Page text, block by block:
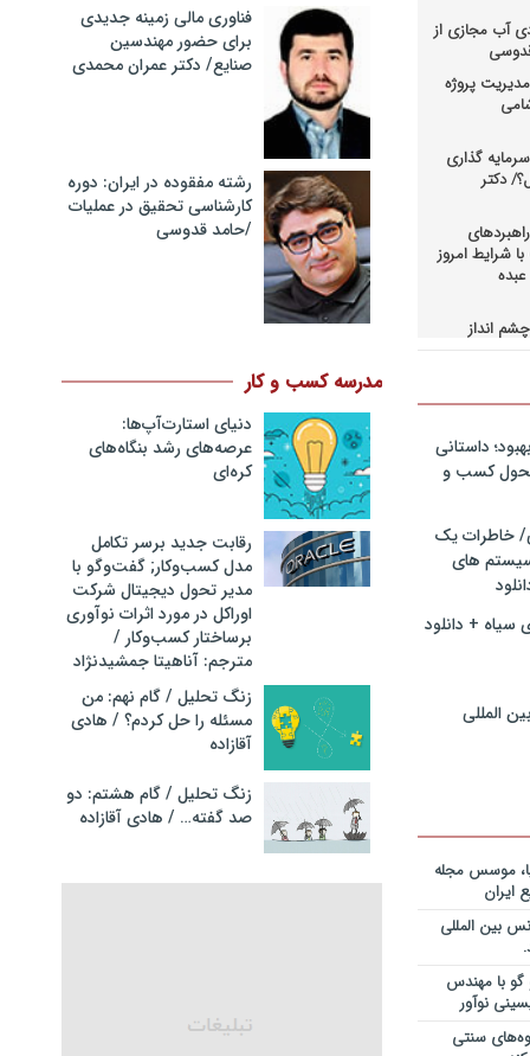
آب مجازی از
پروژه
گذاری
دکتر
شرایط امروز
انداز
بالادستی
فایل
در
مدیران
فرایند
فایل
فایل
قراردادها
نوبل
قراردادها
نوبل
فایل
قراردادها
نوبل
در
داستانی
تحول کسب و
خاطرات یک
های
سیاه + دانلود
المللی
موسس مجله
ایران
بین المللی
با مهندس
نوآور
سنتی
فناوری مالی زمینه جدیدی
برای حضور مهندسین
صنایع/ دکتر عمران محمدی
رشته مفقوده در ایران: دوره
کارشناسی تحقیق در عملیات
/حامد قدوسی
مدرسه کسب و کار
دنیای استارت‌آپ‌ها:
عرصه‌های رشد بنگاه‌های
کره‌ای‌
رقابت جدید برسر تکامل
مدل کسب‌و‌کار; گفت‌وگو با
مدیر تحول دیجیتال شرکت
اوراکل در مورد اثرات نوآوری
برساختار کسب‌وکار /
مترجم: آناهیتا جمشیدنژاد
زنگ تحلیل / گام نهم: من
مسئله را حل کردم؟ / هادی
آقازاده
زنگ تحلیل / گام هشتم: دو
صد گفته… / هادی آقازاده